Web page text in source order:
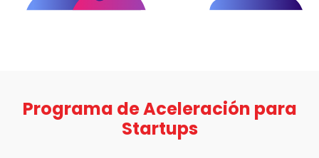
Programa de Aceleración para
Startups